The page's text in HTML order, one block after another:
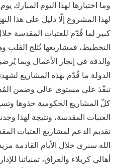
وما اختيارها لهذا اليوم المبارك
لهذا المشروع إلّا دليل على هذا
كبير لما قُدّم للعتبات المقدسة
التخطيط، فمشاريعها تُثلج القلب
والدقة في إنجاز الأعمال وبما
الدولة ما قُدّم بهذه المشاريع
تنفّذ على مستوى عالي وضمن
كلّ المشاريع الحكومية حذوها
العتبات المقدسة، ونتيجة لهذا
تقديم الدعم لمشاريع العتبات
الله سنرى خلال الأيام القادمة
أهالي كربلاء والعراق، تمنياتنا